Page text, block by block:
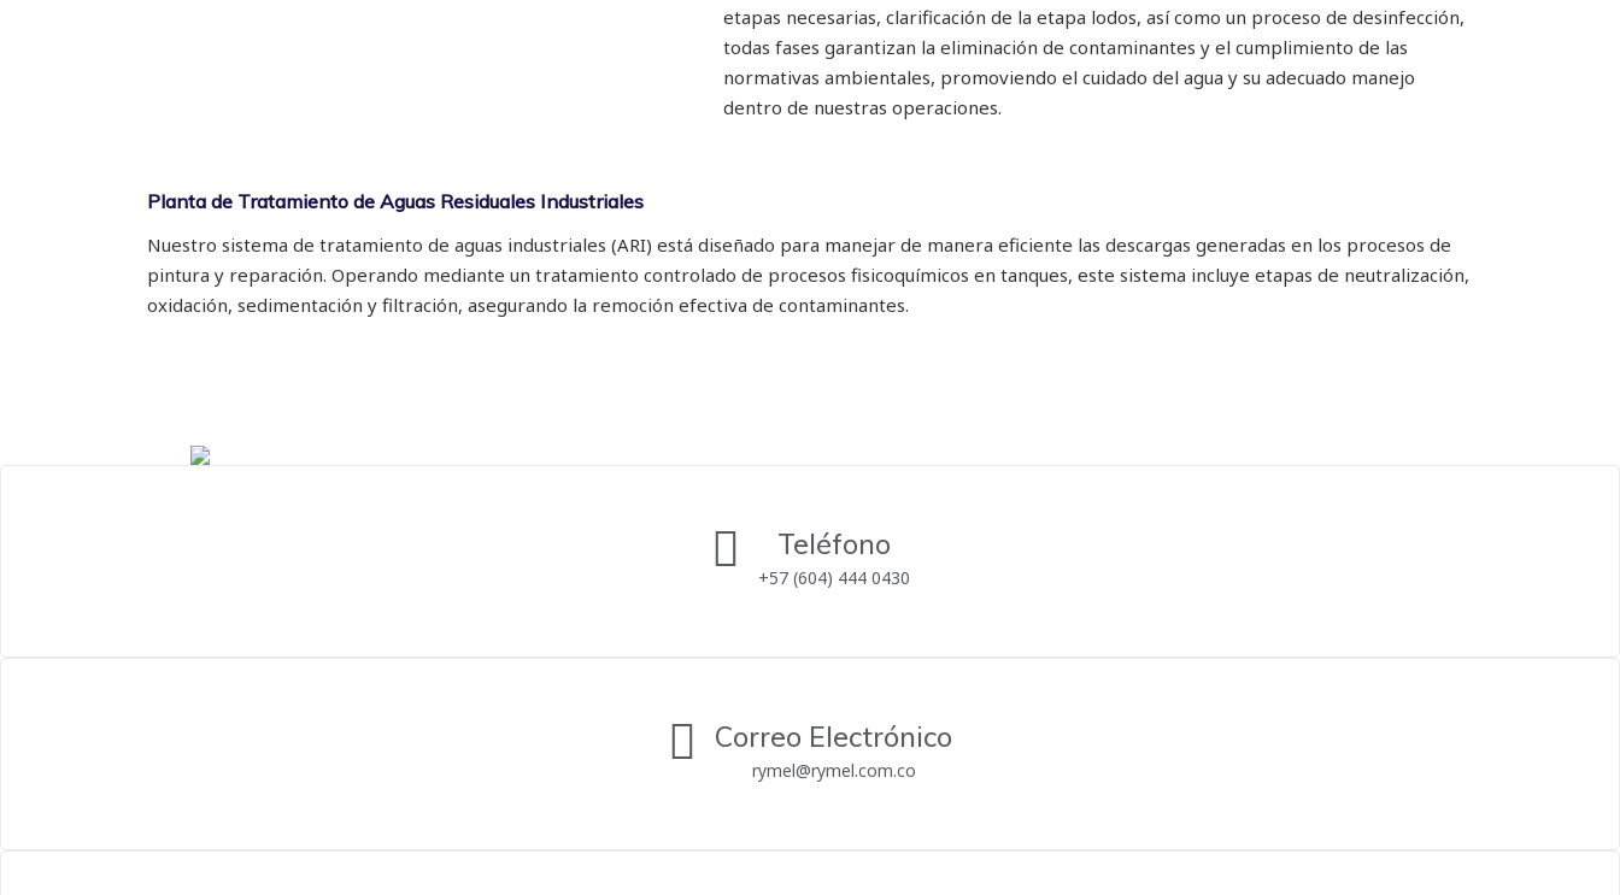
etapas necesarias, clarificación de la etapa lodos, así como un proceso de desinfección,
todas fases garantizan la eliminación de contaminantes y el cumplimiento de las
normativas ambientales, promoviendo el cuidado del agua y su adecuado manejo
dentro de nuestras operaciones.
Planta de Tratamiento de Aguas Residuales Industriales
Nuestro sistema de tratamiento de aguas industriales (ARI) está diseñado para manejar de manera eficiente las descargas generadas en los procesos de
pintura y reparación. Operando mediante un tratamiento controlado de procesos fisicoquímicos en tanques, este sistema incluye etapas de neutralización,
oxidación, sedimentación y filtración, asegurando la remoción efectiva de contaminantes.
Teléfono
+57 (604) 444 0430
Correo Electrónico
rymel@rymel.com.co